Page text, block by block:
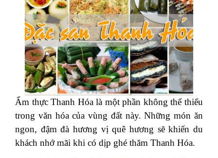
Ẩm thực Thanh Hóa là một phần không thể thiếu
trong văn hóa của vùng đất này. Những món ăn
ngon, đậm đà hương vị quê hương sẽ khiến du
khách nhớ mãi khi có dịp ghé thăm Thanh Hóa.